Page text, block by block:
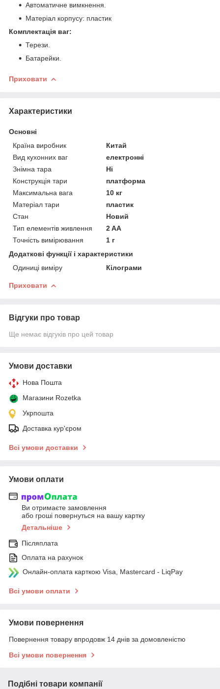
Автоматичне вимкнення.
Матеріал корпусу: пластик
Комплектація ваг:
Терези.
Батарейки.
Приховати
Характеристики
Основні
Країна виробник
Китай
Вид кухонних ваг
електронні
Знімна тара
Ні
Конструкція тари
платформа
Максимальна вага
10 кг
Матеріал тари
пластик
Стан
Новий
Тип елементів живлення
2 AA
Точність вимірювання
1 г
Додаткові функції і характеристики
Одиниці виміру
Кілограми
Приховати
Відгуки про товар
Ще немає відгуків про цей товар
Умови доставки
Нова Пошта
Магазини Rozetka
Укрпошта
Доставка кур'єром
Всі умови доставки
Умови оплати
Ви отримаєте замовлення
або гроші повернуться на вашу картку
Детальніше
Післяплата
Оплата на рахунок
Онлайн-оплата карткою Visa, Mastercard - LiqPay
Всі умови оплати
Умови повернення
Повернення товару впродовж 14 днів за домовленістю
Всі умови повернення
Подібні товари компанії